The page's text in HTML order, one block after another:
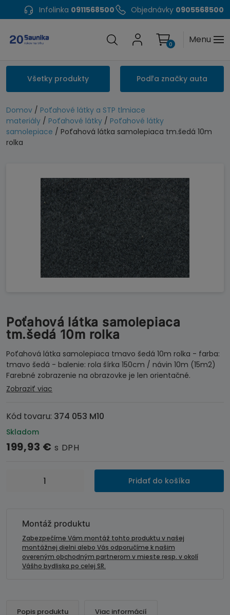
Infolinka 0911568500 Objednávky 0905568500
Menu
0
Všetky produkty Podľa značky auta
Domov / Poťahové látky a STP tlmiace
materiály / Poťahové látky / Poťahové látky
samolepiace / Poťahová látka samolepiaca tm.šedá 10m
rolka
Poťahová látka samolepiaca
tm.šedá 10m rolka
Poťahová látka samolepiaca tmavo šedá 10m rolka - farba:
tmavo šedá - balenie: rola šírka 150cm / návin 10m (15m2)
Farebné zobrazenie na obrazovke je len orientačné.
Zobraziť viac
Kód tovaru: 374 053 M10
Skladom
199,93 € s DPH
množstvo
Poťahová
tm.šedá
rolka
Pridať do košíka
Montáž produktu
Zabezpečíme Vám montáž tohto produktu v našej
montážnej dielni alebo Vás odporučíme k našim
overeným obchodným partnerom v mieste resp. v okolí
Vášho bydliska po celej SR.
Popis produktu Viac informácií